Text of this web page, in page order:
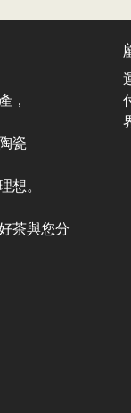
，
瓷
想。
茶與您分